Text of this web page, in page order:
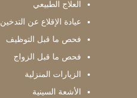
العلاج الطبيعي
عيادة الإقلاع عن التدخين
فحص ما قبل التوظيف
فحص ما قبل الزواج
الزيارات المنزلية
الأشعة السينية